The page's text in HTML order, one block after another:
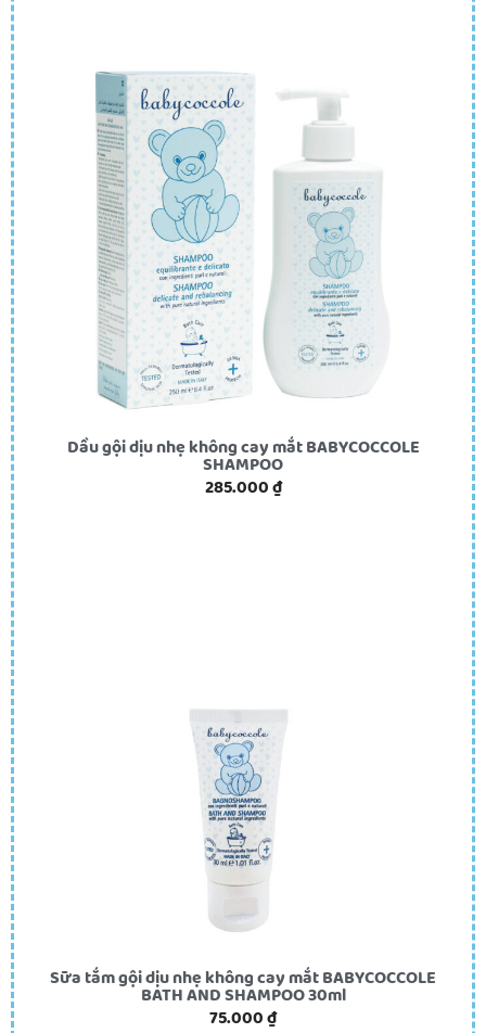
Dầu gội dịu nhẹ không cay mắt BABYCOCCOLE
SHAMPOO
285.000₫
Sữa tắm gội dịu nhẹ không cay mắt BABYCOCCOLE
BATH AND SHAMPOO 30ml
75.000₫